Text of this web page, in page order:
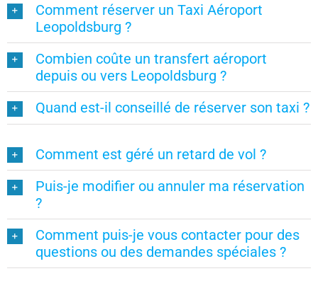
Comment réserver un Taxi Aéroport
Leopoldsburg ?
Combien coûte un transfert aéroport
depuis ou vers Leopoldsburg ?
Quand est-il conseillé de réserver son taxi ?
Comment est géré un retard de vol ?
Puis-je modifier ou annuler ma réservation
?
Comment puis-je vous contacter pour des
questions ou des demandes spéciales ?